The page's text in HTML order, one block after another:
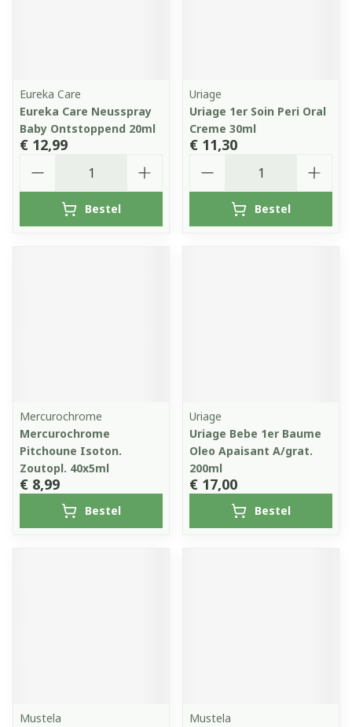
Eureka Care
Eureka Care Neusspray
Baby Ontstoppend 20ml
€ 12,99
Bestel
Uriage
Uriage 1er Soin Peri Oral
Creme 30ml
€ 11,30
Bestel
Mercurochrome
Mercurochrome
Pitchoune Isoton.
Zoutopl. 40x5ml
€ 8,99
Bestel
Uriage
Uriage Bebe 1er Baume
Oleo Apaisant A/grat.
200ml
€ 17,00
Bestel
Mustela
Mustela